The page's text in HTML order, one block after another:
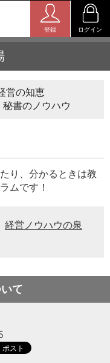
登録 ログイン
営の知恵
秘書のノウハウ
り、分かるときは教
ムです！
経営ノウハウの泉
て